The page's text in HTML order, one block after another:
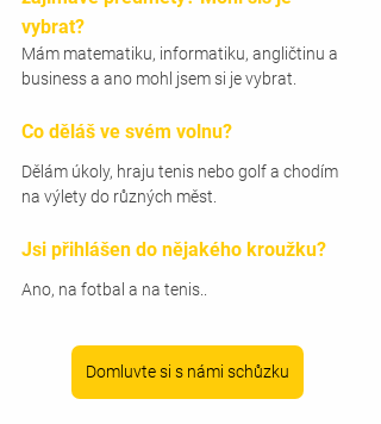
vybrat?
Mám matematiku, informatiku, angličtinu a
business a ano mohl jsem si je vybrat.
Co děláš ve svém volnu?
Dělám úkoly, hraju tenis nebo golf a chodím
na výlety do různých měst.
Jsi přihlášen do nějakého kroužku?
Ano, na fotbal a na tenis..
Domluvte si s námi schůzku